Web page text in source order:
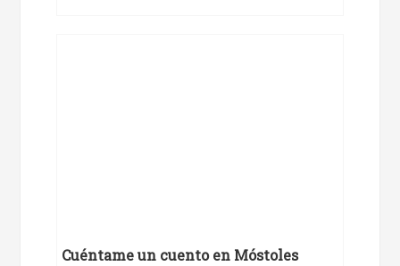
Cuéntame un cuento en Móstoles